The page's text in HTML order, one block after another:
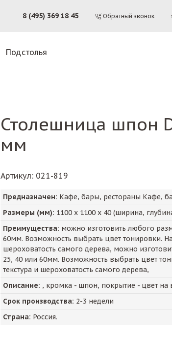
8 (495) 369 18 45 Обратный звонок
Подстолья
Столешница шпон
мм
Артикул: 021-819
Предназначен: Кафе, бары, рестораны Кафе,
Размеры (мм): 1100 х 1100 х 40 (ширина,
Преимущества: можно изготовить любого
60мм. Возможность выбрать цвет тонировки.
шероховатость самого дерева, можно
25, 40 или 60мм. Возможность выбрать цвет
текстура и шероховатость самого дерева,
Описание: , кромка - шпон, покрытие - цвет на
Срок производства: 2-3 недели
Страна: Россия.